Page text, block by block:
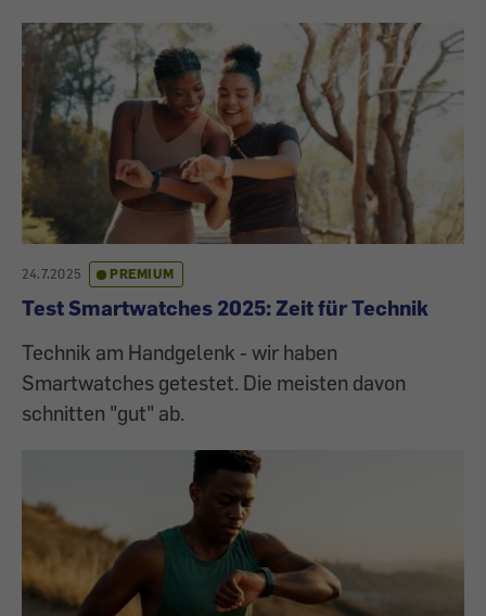
24.7.2025 PREMIUM
Test Smartwatches 2025: Zeit für Technik
Technik am Handgelenk - wir haben
Smartwatches getestet. Die meisten davon
schnitten "gut" ab.